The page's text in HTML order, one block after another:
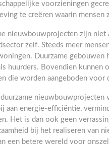
voorzieningen
te creëren waarin
nieuwbouwprojecten zijn
zelf. Steeds meer
Duurzame gebouwen
huurders. Bovendien
die worden aangeboden voor
nieuwbouwprojecten
aan energie-efficiëntie,
Het is dan ook geen
bij het realiseren van
een betere wereld voor